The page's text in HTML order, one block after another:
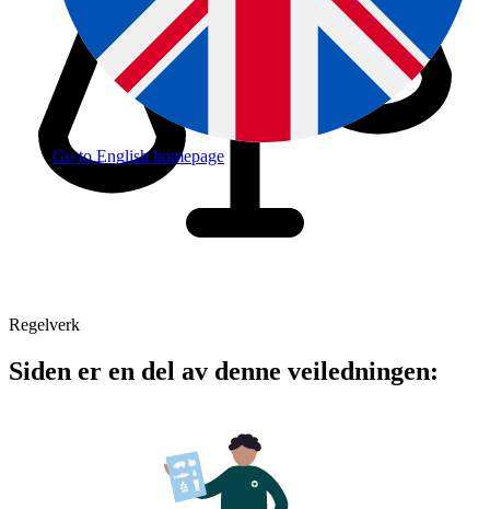
Go to English homepage
Regelverk
Siden er en del av denne veiledningen: